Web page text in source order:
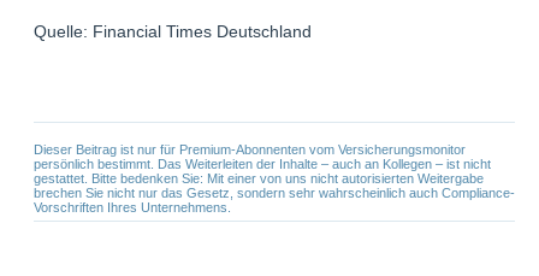
Quelle: Financial Times Deutschland
Dieser Beitrag ist nur für Premium-Abonnenten vom Versicherungsmonitor
persönlich bestimmt. Das Weiterleiten der Inhalte – auch an Kollegen – ist nicht
gestattet. Bitte bedenken Sie: Mit einer von uns nicht autorisierten Weitergabe
brechen Sie nicht nur das Gesetz, sondern sehr wahrscheinlich auch Compliance-
Vorschriften Ihres Unternehmens.